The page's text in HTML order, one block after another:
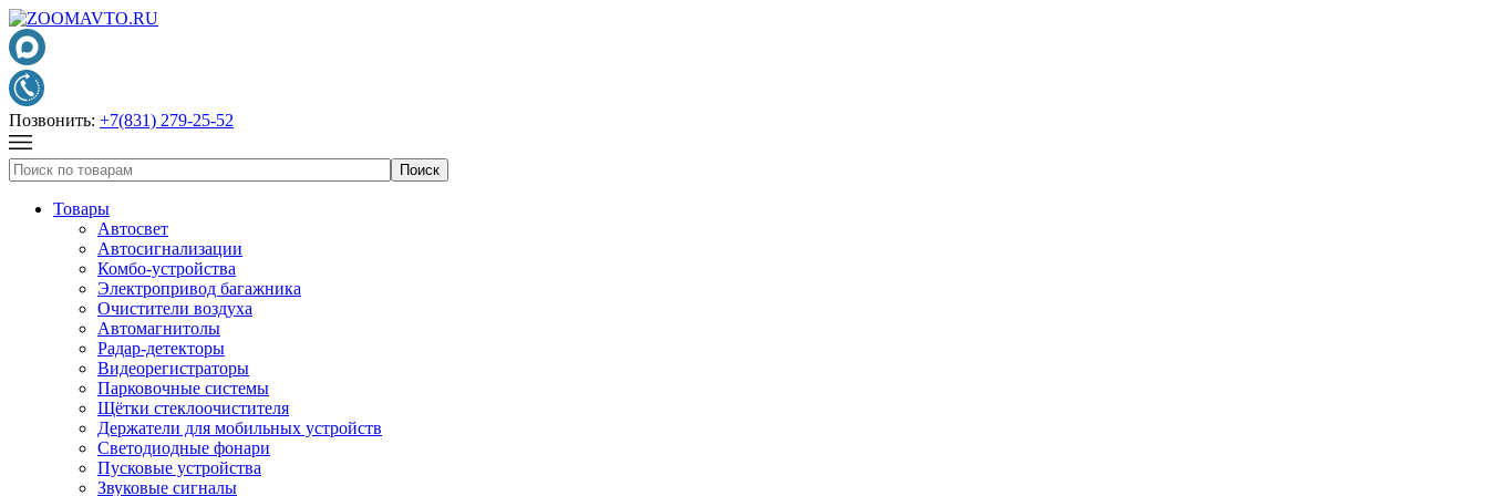
Позвонить: +7(831) 279-25-52
Товары
Автосвет
Автосигнализации
Комбо-устройства
Электропривод багажника
Очистители воздуха
Автомагнитолы
Радар-детекторы
Видеорегистраторы
Парковочные системы
Щётки стеклоочистителя
Держатели для мобильных устройств
Светодиодные фонари
Пусковые устройства
Звуковые сигналы